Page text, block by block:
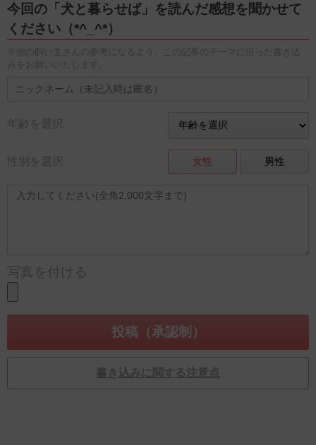
今回の「犬と暮らせば」を読んだ感想を聞かせて
ください（*^_^*）
※他の飼い主さんの参考になるよう、この記事のテーマに沿った書き込
みをお願いいたします。
年齢を選択
性別を選択 女性 男性
写真を付ける
書き込みに関する注意点